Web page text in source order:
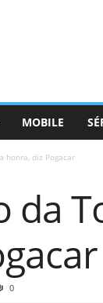
MOBILE
honra, diz Pogacar
da
0